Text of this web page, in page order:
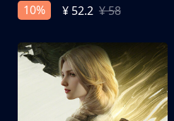
10%
¥ 52.2 ¥ 58